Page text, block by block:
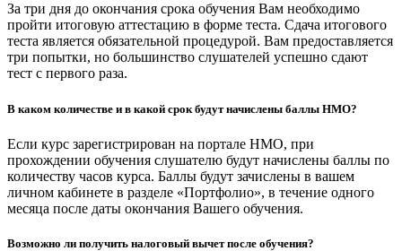
За три дня до окончания срока обучения Вам необходимо
пройти итоговую аттестацию в форме теста. Сдача итогового
теста является обязательной процедурой. Вам предоставляется
три попытки, но большинство слушателей успешно сдают
тест с первого раза.
В каком количестве и в какой срок будут начислены баллы НМО?
Если курс зарегистрирован на портале НМО, при
прохождении обучения слушателю будут начислены баллы по
количеству часов курса. Баллы будут зачислены в вашем
личном кабинете в разделе «Портфолио», в течение одного
месяца после даты окончания Вашего обучения.
Возможно ли получить налоговый вычет после обучения?